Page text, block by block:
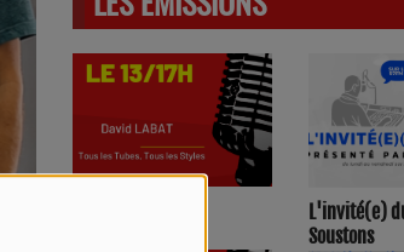
L'invité(e)
Soustons